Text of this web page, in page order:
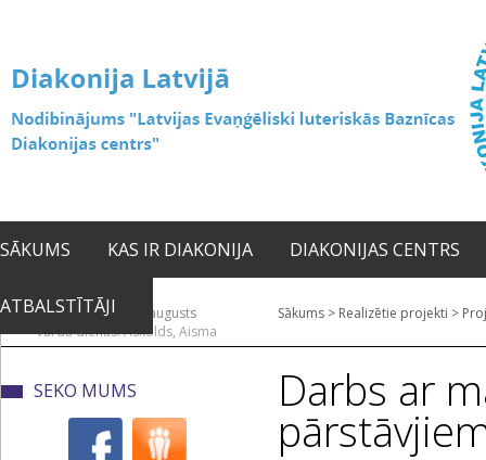
SĀKUMS KAS IR DIAKONIJA DIAKONIJAS CENTRS
ATBALSTĪTĀJI2026. gada 06. augusts
Vārda dienas: Askolds, Aisma
Sākums > Realizētie projekti >
SEKO MUMS Darbs ar